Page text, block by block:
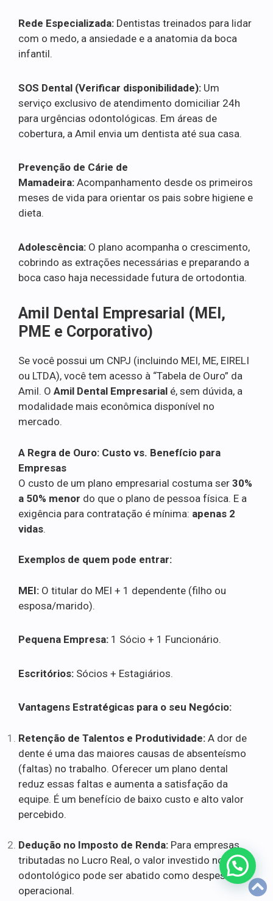
Rede Especializada: Dentistas treinados para lidar
com o medo, a ansiedade e a anatomia da boca
infantil.
SOS Dental (Verificar disponibilidade): Um
serviço exclusivo de atendimento domiciliar 24h
para urgências odontológicas. Em áreas de
cobertura, a Amil envia um dentista até sua casa.
Prevenção de Cárie de
Mamadeira: Acompanhamento desde os primeiros
meses de vida para orientar os pais sobre higiene e
dieta.
Adolescência: O plano acompanha o crescimento,
cobrindo as extrações necessárias e preparando a
boca caso haja necessidade futura de ortodontia.
Amil Dental Empresarial (MEI,
PME e Corporativo)
Se você possui um CNPJ (incluindo MEI, ME, EIRELI
ou LTDA), você tem acesso à “Tabela de Ouro” da
Amil. O Amil Dental Empresarial é, sem dúvida, a
modalidade mais econômica disponível no
mercado.
A Regra de Ouro: Custo vs. Benefício para
Empresas
O custo de um plano empresarial costuma ser 30%
a 50% menor do que o plano de pessoa física. E a
exigência para contratação é mínima: apenas 2
vidas.
Exemplos de quem pode entrar:
MEI: O titular do MEI + 1 dependente (filho ou
esposa/marido).
Pequena Empresa: 1 Sócio + 1 Funcionário.
Escritórios: Sócios + Estagiários.
Vantagens Estratégicas para o seu Negócio:
Retenção de Talentos e Produtividade: A dor de
dente é uma das maiores causas de absenteísmo
(faltas) no trabalho. Oferecer um plano dental
reduz essas faltas e aumenta a satisfação da
equipe. É um benefício de baixo custo e alto valor
percebido.
Dedução no Imposto de Renda: Para empresas
tributadas no Lucro Real, o valor investido no plano
odontológico pode ser abatido como despesa
operacional.